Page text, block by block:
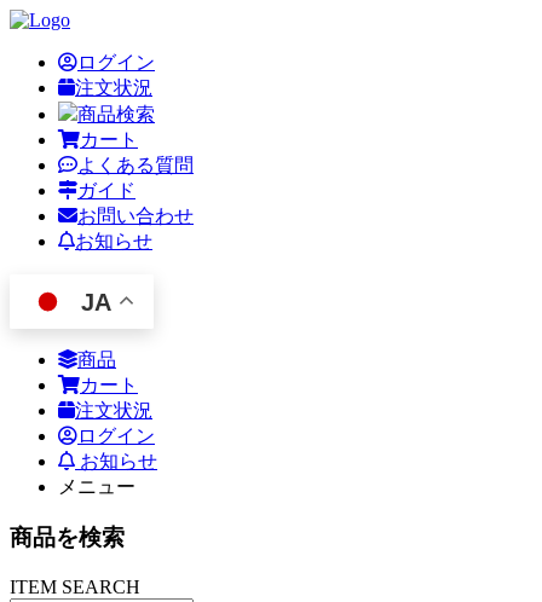
ログイン
注文状況
商品検索
カート
よくある質問
ガイド
お問い合わせ
お知らせ
JA
商品
カート
注文状況
ログイン
お知らせ
メニュー
商品を検索
ITEM SEARCH